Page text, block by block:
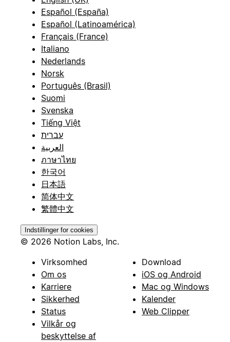
Español (España)
Español (Latinoamérica)
Français (France)
Italiano
Nederlands
Norsk
Português (Brasil)
Suomi
Svenska
Tiếng Việt
עברית
العربية
ภาษาไทย
한국어
日本語
简体中文
繁體中文
Indstillinger for cookies
© 2026 Notion Labs, Inc.
Virksomhed
Om os
Karriere
Sikkerhed
Status
Vilkår og
beskyttelse af
Download
iOS og Android
Mac og Windows
Kalender
Web Clipper